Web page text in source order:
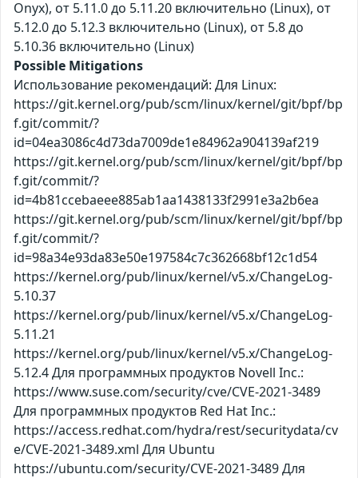
Оnyx), от 5.11.0 до 5.11.20 включительно (Linux), от
5.12.0 до 5.12.3 включительно (Linux), от 5.8 до
5.10.36 включительно (Linux)
Possible Mitigations
Использование рекомендаций: Для Linux:
https://git.kernel.org/pub/scm/linux/kernel/git/bpf/bp
f.git/commit/?
id=04ea3086c4d73da7009de1e84962a904139af219
https://git.kernel.org/pub/scm/linux/kernel/git/bpf/bp
f.git/commit/?
id=4b81ccebaeee885ab1aa1438133f2991e3a2b6ea
https://git.kernel.org/pub/scm/linux/kernel/git/bpf/bp
f.git/commit/?
id=98a34e93da83e50e197584c7c362668bf12c1d54
https://kernel.org/pub/linux/kernel/v5.x/ChangeLog-
5.10.37
https://kernel.org/pub/linux/kernel/v5.x/ChangeLog-
5.11.21
https://kernel.org/pub/linux/kernel/v5.x/ChangeLog-
5.12.4 Для программных продуктов Novell Inc.:
https://www.suse.com/security/cve/CVE-2021-3489
Для программных продуктов Red Hat Inc.:
https://access.redhat.com/hydra/rest/securitydata/cv
e/CVE-2021-3489.xml Для Ubuntu
https://ubuntu.com/security/CVE-2021-3489 Для